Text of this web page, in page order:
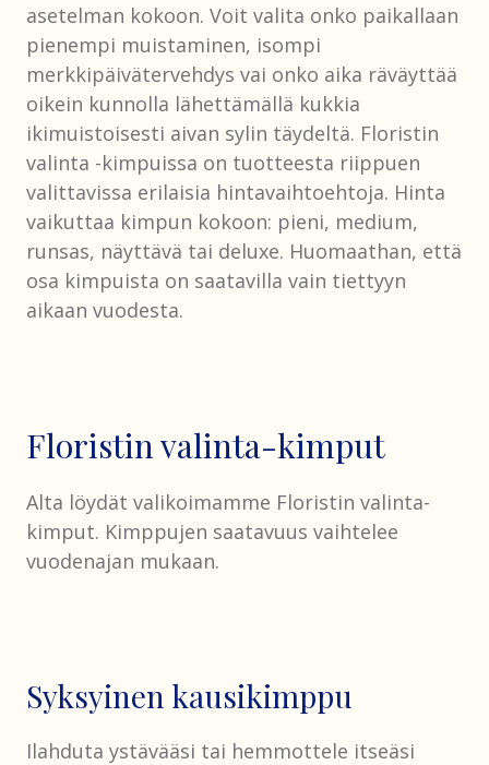
asetelman kokoon. Voit valita onko paikallaan
pienempi muistaminen, isompi
merkkipäivätervehdys vai onko aika räväyttää
oikein kunnolla lähettämällä kukkia
ikimuistoisesti aivan sylin täydeltä. Floristin
valinta -kimpuissa on tuotteesta riippuen
valittavissa erilaisia hintavaihtoehtoja. Hinta
vaikuttaa kimpun kokoon: pieni, medium,
runsas, näyttävä tai deluxe. Huomaathan, että
osa kimpuista on saatavilla vain tiettyyn
aikaan vuodesta.
Floristin valinta-kimput
Alta löydät valikoimamme Floristin valinta-
kimput. Kimppujen saatavuus vaihtelee
vuodenajan mukaan.
Syksyinen kausikimppu
Ilahduta ystävääsi tai hemmottele itseäsi